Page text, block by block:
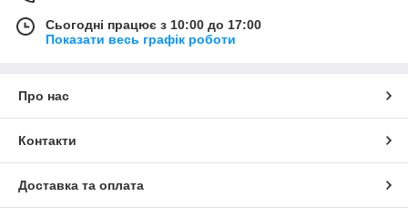
Сьогодні працює з 10:00 до 17:00
Показати весь графік роботи
Про нас
Контакти
Доставка та оплата